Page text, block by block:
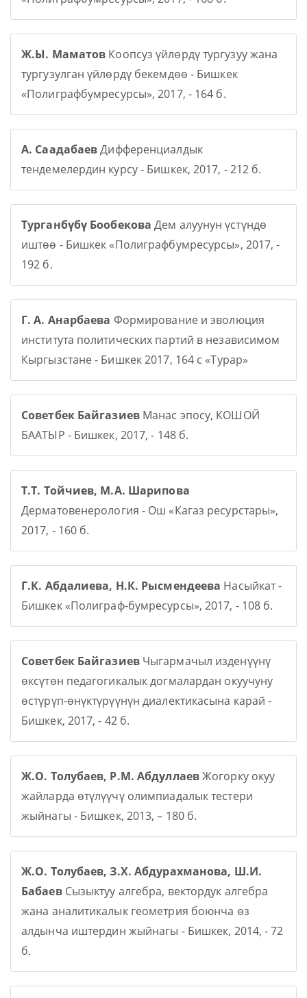
Ж.Ы. Маматов Коопсуз үйлөрдү тургузуу жана
тургузулган үйлөрдү бекемдөө - Бишкек
«Полиграфбумресурсы», 2017, - 164 б.
А. СаадабаевДифференциалдык
тендемелердин курсу - Бишкек, 2017, - 212 б.
Турганбүбү Бообекова Дем алуунун үстүндө
иштөө - Бишкек «Полиграфбумресурсы», 2017, -
192 б.
Г. А. Анарбаева Формирование и эволюция
института политических партий в независимом
Кыргызстане - Бишкек 2017, 164 с «Турар»
Советбек БайгазиевМанас эпосу, КОШОЙ
БААТЫР - Бишкек, 2017, - 148 б.
Т.Т. Тойчиев, М.А. Шарипова
Дерматовенерология - Ош «Кагаз ресурстары»,
2017, - 160 б.
Г.К. Абдалиева, Н.К. Рысмендеева Насыйкат -
Бишкек «Полиграф-бумресурсы», 2017, - 108 б.
Советбек БайгазиевЧыгармачыл изденүүнү
өксүтөн педагогикалык догмалардан окуучуну
өстүрүп-өнүктүрүүнүн диалектикасына карай -
Бишкек, 2017, - 42 б.
Ж.О. Толубаев, Р.М. АбдуллаевЖогорку окуу
жайларда өтүлүүчү олимпиадалык тестери
жыйнагы - Бишкек, 2013, – 180 б.
Ж.О. Толубаев, З.Х. Абдурахманова, Ш.И.
БабаевСызыктуу алгебра, вектордук алгебра
жана аналитикалык геометрия боюнча өз
алдынча иштердин жыйнагы - Бишкек, 2014, - 72
б.